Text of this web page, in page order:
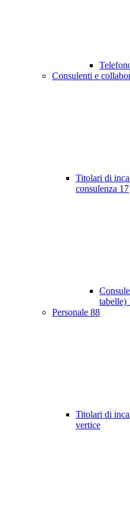
Consulenti e
Titolari di
consulenza 17
tabelle)
Personale 88
Titolari di
vertice